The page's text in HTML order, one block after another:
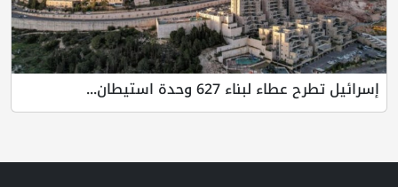
إسرائيل تطرح عطاء لبناء 627 وحدة استيطان...